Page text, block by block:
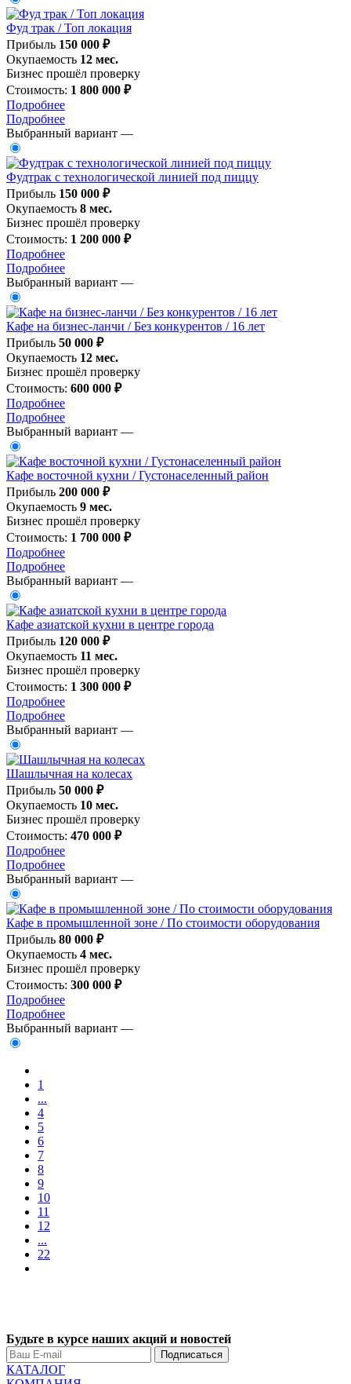
Фуд трак / Топ локация
Прибыль 150 000 ₽
Окупаемость 12 мес.
Бизнес прошёл проверку
Стоимость: 1 800 000 ₽
Подробнее
Подробнее
Выбранный вариант —
Фудтрак с технологической линией под пиццу
Прибыль 150 000 ₽
Окупаемость 8 мес.
Бизнес прошёл проверку
Стоимость: 1 200 000 ₽
Подробнее
Подробнее
Выбранный вариант —
Кафе на бизнес-ланчи / Без конкурентов / 16 лет
Прибыль 50 000 ₽
Окупаемость 12 мес.
Бизнес прошёл проверку
Стоимость: 600 000 ₽
Подробнее
Подробнее
Выбранный вариант —
Кафе восточной кухни / Густонаселенный район
Прибыль 200 000 ₽
Окупаемость 9 мес.
Бизнес прошёл проверку
Стоимость: 1 700 000 ₽
Подробнее
Подробнее
Выбранный вариант —
Кафе азиатской кухни в центре города
Прибыль 120 000 ₽
Окупаемость 11 мес.
Бизнес прошёл проверку
Стоимость: 1 300 000 ₽
Подробнее
Подробнее
Выбранный вариант —
Шашлычная на колесах
Прибыль 50 000 ₽
Окупаемость 10 мес.
Бизнес прошёл проверку
Стоимость: 470 000 ₽
Подробнее
Подробнее
Выбранный вариант —
Кафе в промышленной зоне / По стоимости оборудования
Прибыль 80 000 ₽
Окупаемость 4 мес.
Бизнес прошёл проверку
Стоимость: 300 000 ₽
Подробнее
Подробнее
Выбранный вариант —
1
...
4
5
6
7
8
9
10
11
12
...
22
Будьте в курсе наших акций и новостей
Подписаться
КАТАЛОГ